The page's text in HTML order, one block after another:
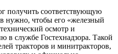
получить соответствующую
нужно, чтобы его «железный
осмотр и
в службе Гостехнадзора. Такой
тракторов и минитракторов,